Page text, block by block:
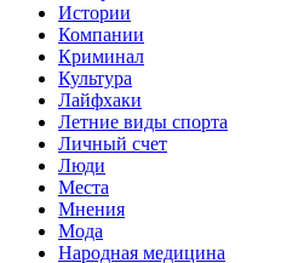
Истории
Компании
Криминал
Культура
Лайфхаки
Летние виды спорта
Личный счет
Люди
Места
Мнения
Мода
Народная медицина